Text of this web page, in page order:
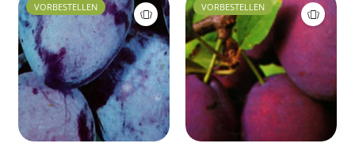
VORBESTELLEN VORBESTELLEN